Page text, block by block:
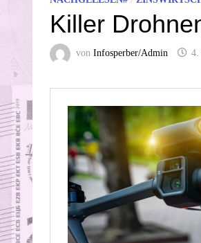
Killer
von Infosperber/Admin 4.